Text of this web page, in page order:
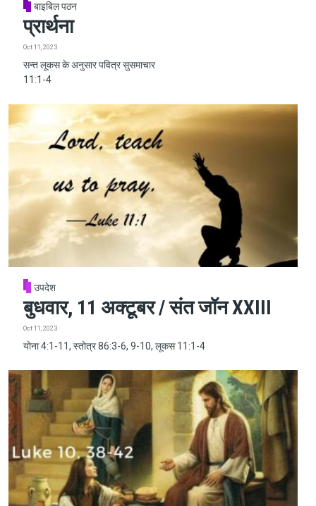
बाइबिल पठन
प्रार्थना
Oct 11, 2023
सन्त लूकस के अनुसार पवित्र सुसमाचार
11:1-4
उपदेश
बुधवार, 11 अक्टूबर / संत जॉन XXIII
Oct 11, 2023
योना 4:1-11, स्तोत्र 86:3-6, 9-10, लूकस 11:1-4